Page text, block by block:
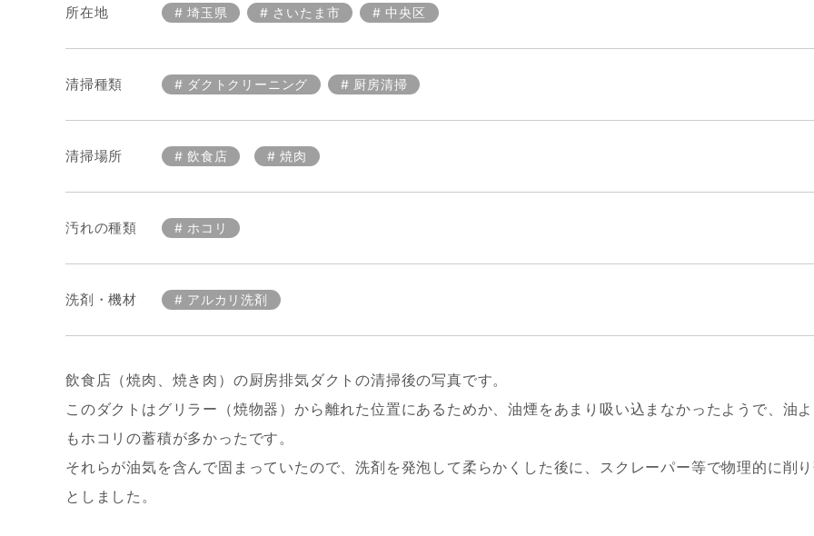
所在地 埼玉県 さいたま市 中央区
清掃種類 ダクトクリーニング 厨房清掃
清掃場所 飲食店 焼肉
汚れの種類 ホコリ
洗剤・機材 アルカリ洗剤
飲食店（焼肉、焼き肉）の厨房排気ダクトの清掃後の写真です。
このダクトはグリラー（焼物器）から離れた位置にあるためか、油煙をあまり吸い込まなかったようで、油
もホコリの蓄積が多かったです。
それらが油気を含んで固まっていたので、洗剤を発泡して柔らかくした後に、スクレーパー等で物理的に削
としました。